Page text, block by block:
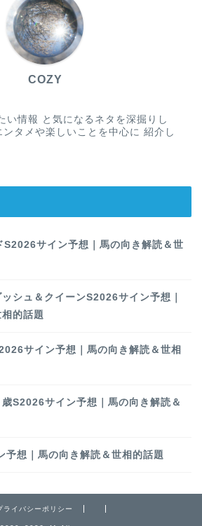
COZY
い情報 と気になるネタを深掘りし
タメや楽しいことを中心に 紹介し
S2026サイン予想｜馬の向き解読＆世
シュ＆クイーンS2026サイン予想｜
的話題
サイン予想｜馬の向き解読＆世相
S2026サイン予想｜馬の向き解読＆
予想｜馬の向き解読＆世相的話題
ライバシーポリシー